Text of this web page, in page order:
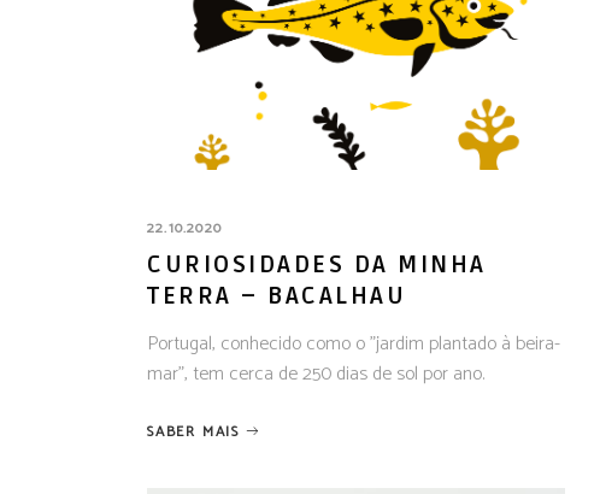
22.10.2020
CURIOSIDADES DA MINHA
TERRA – BACALHAU
Portugal, conhecido como o "jardim plantado à beira-
mar", tem cerca de 250 dias de sol por ano.
SABER MAIS